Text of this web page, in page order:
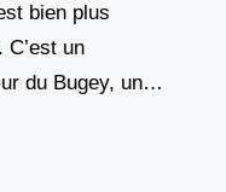
bien plus
C’est un
du Bugey, une